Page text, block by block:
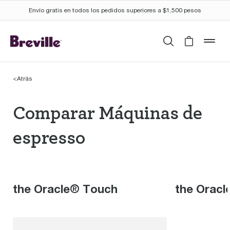
Envío gratis en todos los pedidos superiores a $1,500 pesos
BuscarCart is
<Atrás
Comparar Máquinas
Comparar Máquinas de
espresso
the Oracle® Touch the